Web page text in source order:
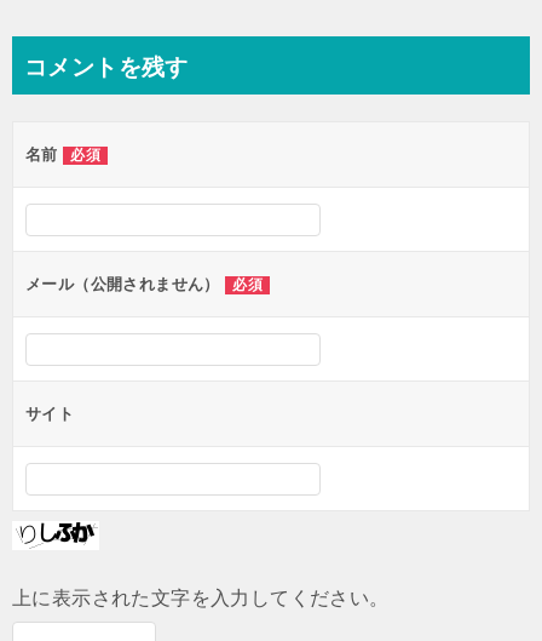
ビ
ー
シ
ョ
ン
コメントを残す
名前 必須
メール（公開されません） 必須
サイト
上に表示された文字を入力してください。